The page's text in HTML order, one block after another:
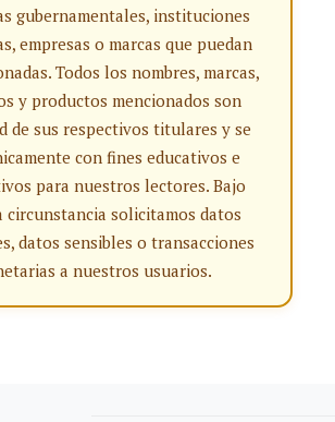
gubernamentales, instituciones
empresas o marcas que puedan
Todos los nombres, marcas,
y productos mencionados son
de sus respectivos titulares y se
con fines educativos e
para nuestros lectores. Bajo
circunstancia solicitamos datos
datos sensibles o transacciones
a nuestros usuarios.